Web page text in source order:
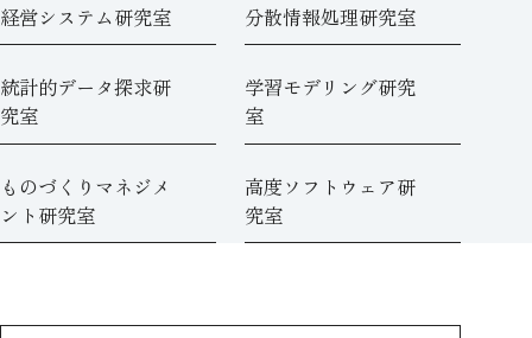
経営システム研究室 分散情報処理研究室
統計的データ探求研
究室
学習モデリング研究
室
ものづくりマネジメ
ント研究室
高度ソフトウェア研
究室